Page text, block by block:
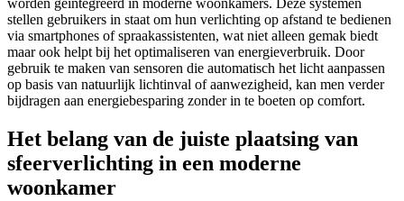
worden geïntegreerd in moderne woonkamers. Deze systemen
stellen gebruikers in staat om hun verlichting op afstand te bedienen
via smartphones of spraakassistenten, wat niet alleen gemak biedt
maar ook helpt bij het optimaliseren van energieverbruik. Door
gebruik te maken van sensoren die automatisch het licht aanpassen
op basis van natuurlijk lichtinval of aanwezigheid, kan men verder
bijdragen aan energiebesparing zonder in te boeten op comfort.
Het belang van de juiste plaatsing van
sfeerverlichting in een moderne
woonkamer